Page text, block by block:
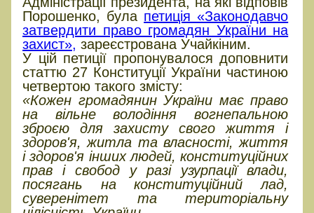
Порошенко, була петиція «Законодавчо
затвердити право громадян України на
захист», зареєстрована Учайкіним.
У цій петиції пропонувалося доповнити
статтю 27 Конституції України частиною
четвертою такого змісту:
«Кожен громадянин України має право
на вільне володіння вогнепальною
зброєю для захисту свого життя і
здоров'я, житла та власності, життя
і здоров'я інших людей, конституційних
прав і свобод у разі узурпації влади,
посягань на конституційний лад,
суверенітет та територіальну